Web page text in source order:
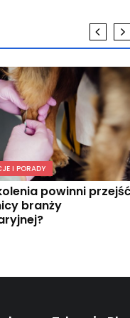
I PORADY
powinni przejść
branży